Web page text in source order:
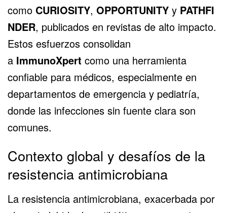
como CURIOSITY, OPPORTUNITY y PATHFI
NDER, publicados en revistas de alto impacto.
Estos esfuerzos consolidan
a ImmunoXpert como una herramienta
confiable para médicos, especialmente en
departamentos de emergencia y pediatría,
donde las infecciones sin fuente clara son
comunes.
Contexto global y desafíos de la
resistencia antimicrobiana
La resistencia antimicrobiana, exacerbada por